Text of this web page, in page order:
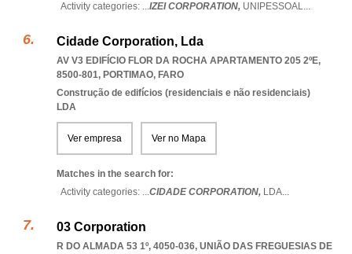
Activity categories: ...IZEI CORPORATION, UNIPESSOAL...
Cidade Corporation, Lda
AV V3 EDIFÍCIO FLOR DA ROCHA APARTAMENTO 205 2ºE,
8500-801, PORTIMAO, FARO
Construção de edifícios (residenciais e não residenciais)
LDA
Ver empresa Ver no Mapa
Matches in the search for:
Activity categories: ...CIDADE CORPORATION, LDA...
03 Corporation
R DO ALMADA 53 1º, 4050-036, UNIÃO DAS FREGUESIAS DE